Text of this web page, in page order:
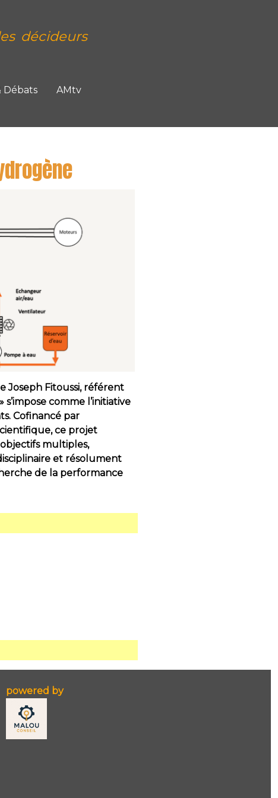
décideurs
Débats AMtv
Joseph Fitoussi, référent
comme l’initiative
Cofinancé par
ce projet
multiples,
et résolument
de la performance
powered by